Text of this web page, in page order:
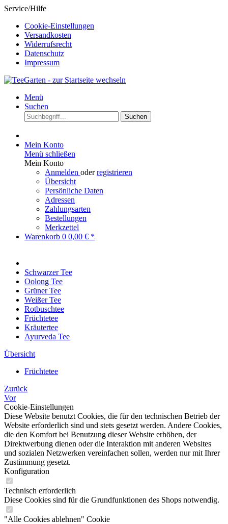
Service/Hilfe
Cookie-Einstellungen
Versandkosten
Widerrufsrecht
Datenschutz
Impressum
Menü
Suchen
Suchen
Mein Konto
Menü schließen
Mein Konto
Anmelden oderregistrieren
Übersicht
Persönliche Daten
Adressen
Zahlungsarten
Bestellungen
Merkzettel
Warenkorb 0 0,00 € *
Schwarzer Tee
Oolong Tee
Grüner Tee
Weißer Tee
Rotbuschtee
Früchtetee
Kräutertee
Ayurveda Tee
Übersicht
Früchtetee
Zurück
Vor
Cookie-Einstellungen
Diese Website benutzt Cookies, die für den technischen Betrieb der
Website erforderlich sind und stets gesetzt werden. Andere Cookies,
die den Komfort bei Benutzung dieser Website erhöhen, der
Direktwerbung dienen oder die Interaktion mit anderen Websites
und sozialen Netzwerken vereinfachen sollen, werden nur mit Ihrer
Zustimmung gesetzt.
Konfiguration
Technisch erforderlich
Diese Cookies sind für die Grundfunktionen des Shops notwendig.
"Alle Cookies ablehnen" Cookie